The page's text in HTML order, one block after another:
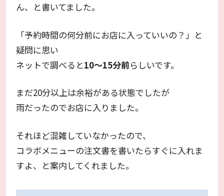
ん、と書いてました。
「予約時間の何分前にお店に入っていいの？」と
疑問に思い
ネットで調べると10～15分前らしいです。
まだ20分以上は余裕がある状態でしたが
雨だったのでお店に入りました。
それほど混雑していなかったので、
コラボメニューの注文書を書いたらすぐに入れま
すよ、と案内してくれました。